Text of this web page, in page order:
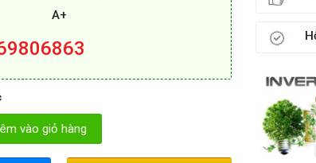
A+
số lượng
vào giỏ hàng